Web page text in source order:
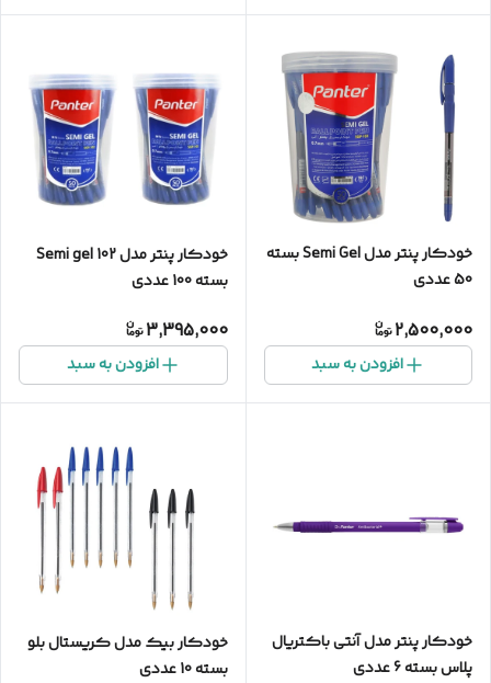
خودکار پنتر مدل Semi Gel بسته
50 عددی
2,500,000
افزودن به سبد
خودکار پنتر مدل Semi gel 102
بسته 100 عددی
3,395,000
افزودن به سبد
خودکار پنتر مدل آنتی باکتریال
پلاس بسته 6 عددی
خودکار بیک مدل کریستال بلو
بسته 10 عددی